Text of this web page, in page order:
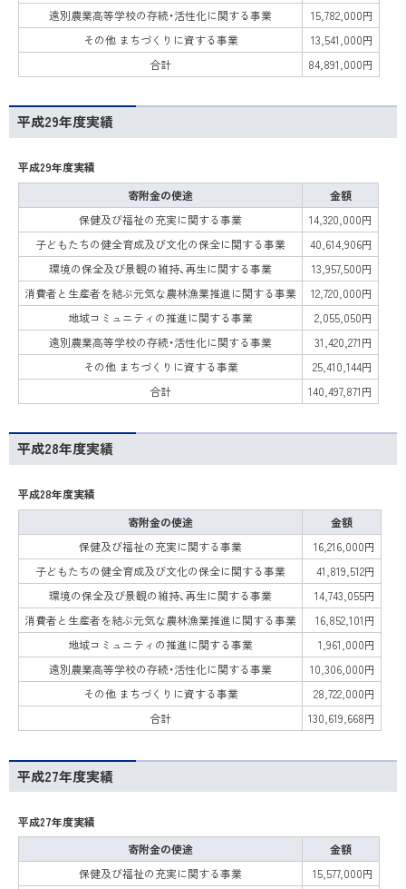
遠別農業高等学校の存続・活性化に関する事業
15,782,000円
その他 まちづくりに資する事業
13,541,000円
合計
84,891,000円
平成29年度実績
平成29年度実績
寄附金の使途
金額
保健及び福祉の充実に関する事業
14,320,000円
子どもたちの健全育成及び文化の保全に関する事業
40,614,906円
環境の保全及び景観の維持、再生に関する事業
13,957,500円
消費者と生産者を結ぶ元気な農林漁業推進に関する事業
12,720,000円
地域コミュニティの推進に関する事業
2,055,050円
遠別農業高等学校の存続・活性化に関する事業
31,420,271円
その他 まちづくりに資する事業
25,410,144円
合計
140,497,871円
平成28年度実績
平成28年度実績
寄附金の使途
金額
保健及び福祉の充実に関する事業
16,216,000円
子どもたちの健全育成及び文化の保全に関する事業
41,819,512円
環境の保全及び景観の維持、再生に関する事業
14,743,055円
消費者と生産者を結ぶ元気な農林漁業推進に関する事業
16,852,101円
地域コミュニティの推進に関する事業
1,961,000円
遠別農業高等学校の存続・活性化に関する事業
10,306,000円
その他 まちづくりに資する事業
28,722,000円
合計
130,619,668円
平成27年度実績
平成27年度実績
寄附金の使途
金額
保健及び福祉の充実に関する事業
15,577,000円